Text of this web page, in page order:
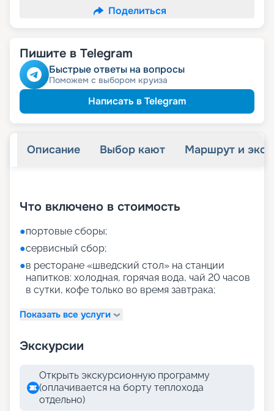
Поделиться
Пишите в Telegram
Быстрые ответы на вопросы
Поможем с выбором круиза
Написать в Telegram
Описание Выбор кают Маршрут и
Что включено в стоимость
●портовые сборы;
●сервисный сбор;
●в ресторане «шведский стол» на станции
напитков: холодная, горячая вода, чай 20 часов
в сутки, кофе только во время завтрака;
Показать все услуги
Экскурсии
Открыть экскурсионную программу
(оплачивается на борту теплохода
отдельно)